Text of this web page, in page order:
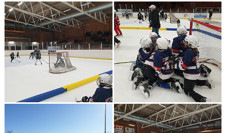
DOKUMENT
KONTAKT
BÖRJA SPELA HOCKEY!